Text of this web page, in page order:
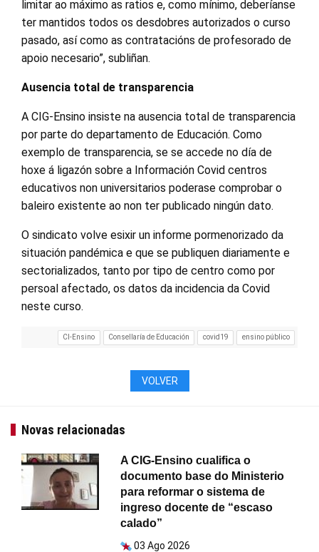
limitar ao máximo as ratios e, como mínimo, deberíanse
ter mantidos todos os desdobres autorizados o curso
pasado, así como as contratacións de profesorado de
apoio necesario”, subliñan.
Ausencia total de transparencia
A CIG-Ensino insiste na ausencia total de transparencia
por parte do departamento de Educación. Como
exemplo de transparencia, se se accede no día de
hoxe á ligazón sobre a Información Covid centros
educativos non universitarios poderase comprobar o
baleiro existente ao non ter publicado ningún dato.
O sindicato volve esixir un informe pormenorizado da
situación pandémica e que se publiquen diariamente e
sectorializados, tanto por tipo de centro como por
persoal afectado, os datos da incidencia da Covid
neste curso.
CI-Ensino Consellaría de Educación covid19 ensino público
VOLVER
Novas relacionadas
A CIG-Ensino cualifica o
documento base do Ministerio
para reformar o sistema de
ingreso docente de “escaso
calado”
03 Ago 2026